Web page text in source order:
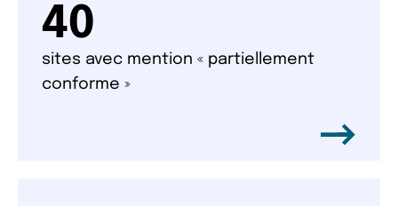
40
sites avec mention « partiellement
conforme »